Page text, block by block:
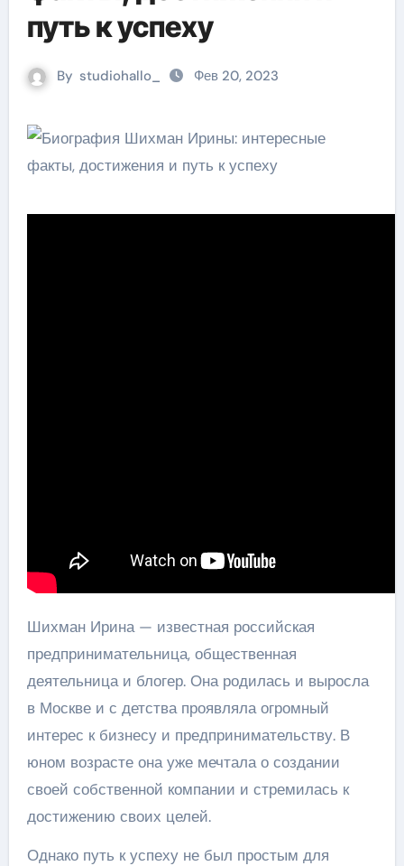
путь к успеху
By studiohallo_ Фев 20, 2023
Шихман Ирина — известная российская
предпринимательница, общественная
деятельница и блогер. Она родилась и выросла
в Москве и с детства проявляла огромный
интерес к бизнесу и предпринимательству. В
юном возрасте она уже мечтала о создании
своей собственной компании и стремилась к
достижению своих целей.
Однако путь к успеху не был простым для